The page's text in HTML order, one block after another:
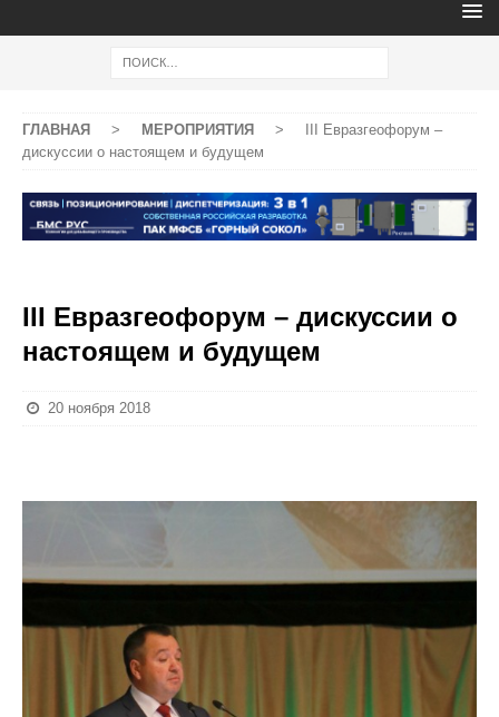
ГЛАВНАЯ > МЕРОПРИЯТИЯ >
III Евразгеофорум –
дискуссии о настоящем и будущем
III Евразгеофорум – дискуссии о
настоящем и будущем
20 ноября 2018